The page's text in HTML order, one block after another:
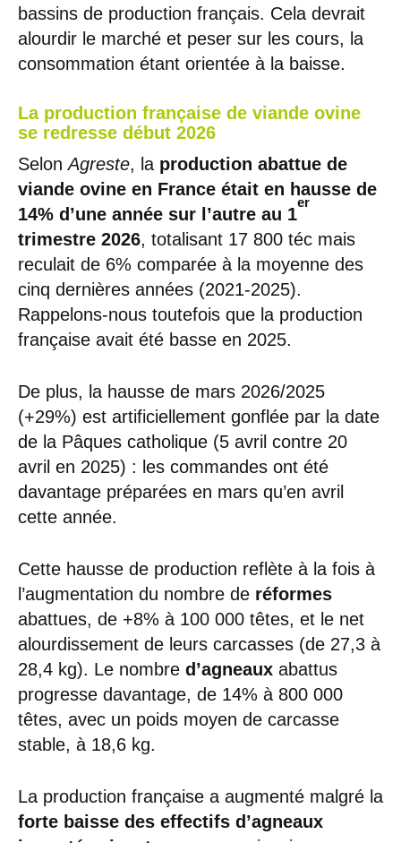
bassins de production français. Cela devrait
alourdir le marché et peser sur les cours, la
consommation étant orientée à la baisse.
La production française de viande ovine
se redresse début 2026
SelonAgreste, la production abattue de
viande ovine en France était en hausse de
14% d’une année sur l’autre au 1
er
trimestre 2026, totalisant 17 800 téc mais
reculait de 6% comparée à la moyenne des
cinq dernières années (2021-2025).
Rappelons-nous toutefois que la production
française avait été basse en 2025.
De plus, la hausse de mars 2026/2025
(+29%) est artificiellement gonflée par la date
de la Pâques catholique (5 avril contre 20
avril en 2025) : les commandes ont été
davantage préparées en mars qu’en avril
cette année.
Cette hausse de production reflète à la fois à
l’augmentation du nombre de réformes
abattues, de +8% à 100 000 têtes, et le net
alourdissement de leurs carcasses (de 27,3 à
28,4 kg). Le nombre d’agneaux abattus
progresse davantage, de 14% à 800 000
têtes, avec un poids moyen de carcasse
stable, à 18,6 kg.
La production française a augmenté malgré la
forte baisse des effectifs d’agneaux